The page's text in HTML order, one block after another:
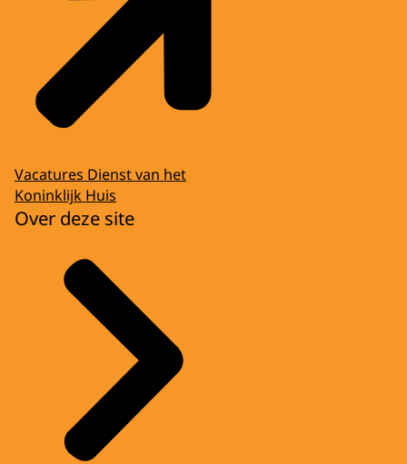
Vacatures Dienst van het
Koninklijk Huis
Over deze site